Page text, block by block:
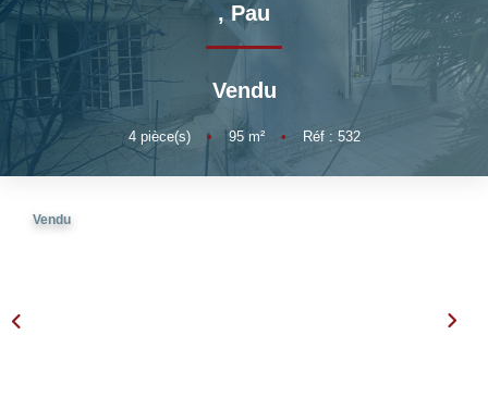
GESTION
ESTIMATION
NOTRE AGENCE
,Pau
Vendu
4pièce(s) • 95m² • Réf : 532
Vendu